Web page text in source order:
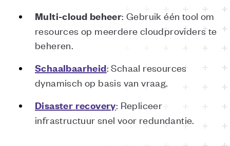
Multi-cloud beheer: Gebruik één tool om
resources op meerdere cloudproviders te
beheren.
Schaalbaarheid: Schaal resources
dynamisch op basis van vraag.
Disaster recovery: Repliceer
infrastructuur snel voor redundantie.